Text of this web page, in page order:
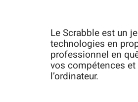
Le Scrabble est un
technologies en
professionnel en
vos compétences
l’ordinateur.